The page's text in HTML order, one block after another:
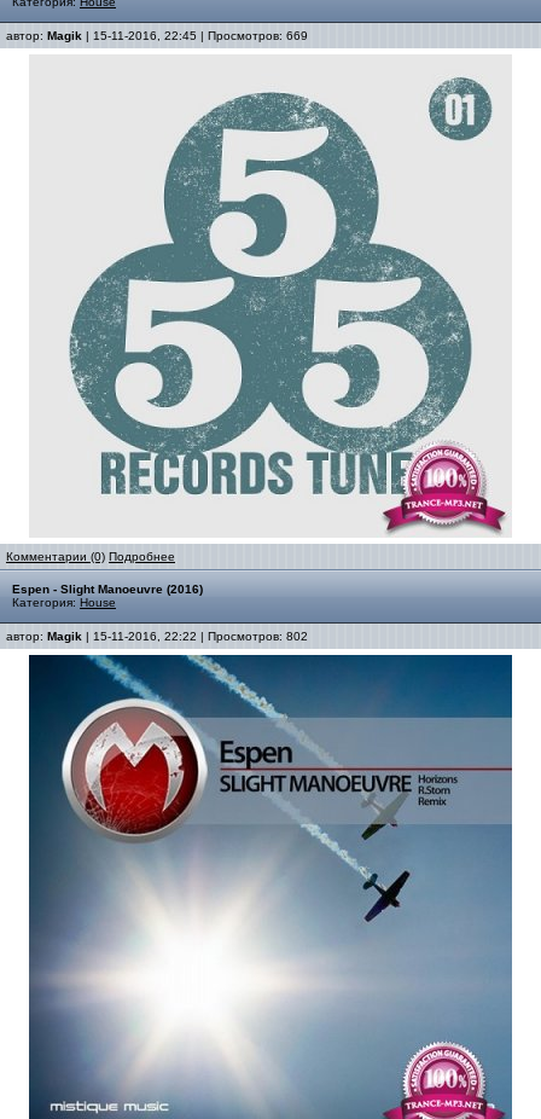
автор: Magik | 15-11-2016, 22:45 | Просмотров: 669
Комментарии (0) Подробнее
Espen - Slight Manoeuvre (2016)
Категория: House
автор: Magik | 15-11-2016, 22:22 | Просмотров: 802